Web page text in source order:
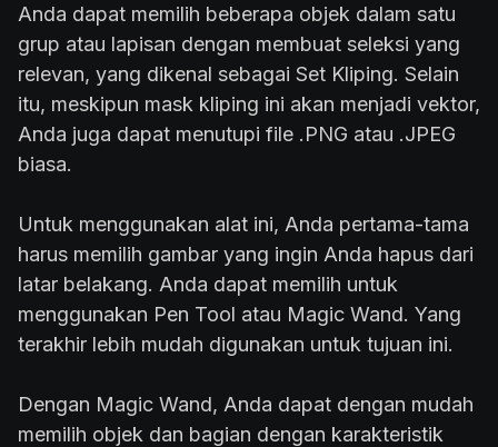
Anda dapat memilih beberapa objek dalam satu
grup atau lapisan dengan membuat seleksi yang
relevan, yang dikenal sebagai Set Kliping. Selain
itu, meskipun mask kliping ini akan menjadi vektor,
Anda juga dapat menutupi file .PNG atau .JPEG
biasa.
Untuk menggunakan alat ini, Anda pertama-tama
harus memilih gambar yang ingin Anda hapus dari
latar belakang. Anda dapat memilih untuk
menggunakan Pen Tool atau Magic Wand. Yang
terakhir lebih mudah digunakan untuk tujuan ini.
Dengan Magic Wand, Anda dapat dengan mudah
memilih objek dan bagian dengan karakteristik